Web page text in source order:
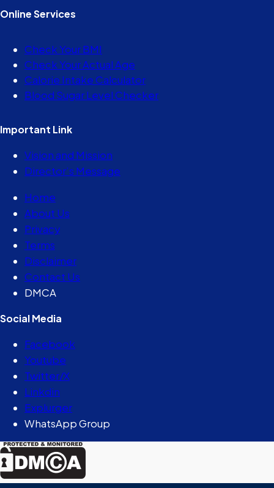
Online Services
Check Your BMI
Check Your Actual Age
Calorie Intake Calculator
Blood Sugar Level Checker
Important Link
Vision and Mission
Director’s Message
Home
About Us
Privacy
Terms
Disclaimer
Contact Us
DMCA
Social Media
Facebook
Youtube
Twitter/X
Linkdin
Explurger
WhatsApp Group